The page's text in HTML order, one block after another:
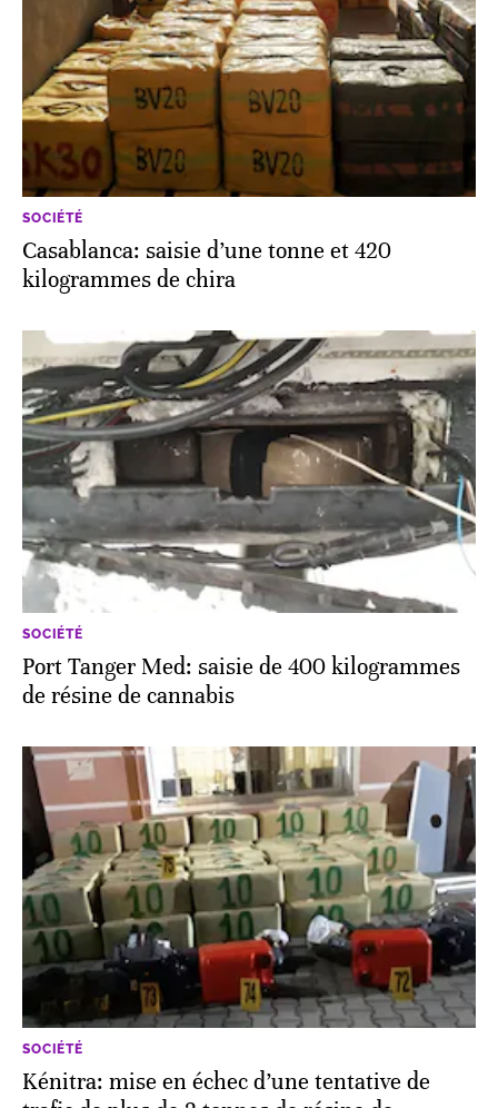
SOCIÉTÉ
Casablanca: saisie d’une tonne et 420
kilogrammes de chira
SOCIÉTÉ
Port Tanger Med: saisie de 400 kilogrammes
de résine de cannabis
SOCIÉTÉ
Kénitra: mise en échec d’une tentative de